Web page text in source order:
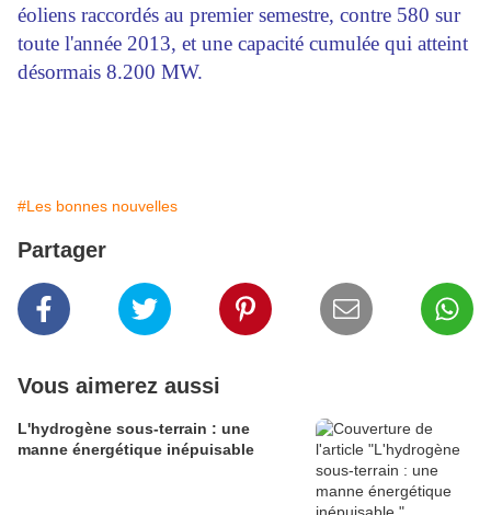
éoliens raccordés au premier semestre, contre 580 sur
toute l'année 2013, et une capacité cumulée qui atteint
désormais 8.200 MW.
#Les bonnes nouvelles
Partager
Vous aimerez aussi
L'hydrogène sous-terrain : une
manne énergétique inépuisable